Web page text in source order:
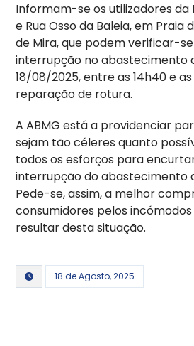
Informam-se os utilizadores da
e Rua Osso da Baleia, em Praia
de Mira, que podem verificar-
interrupção no abastecimento
18/08/2025, entre as 14h40 e as
reparação de rotura.
A ABMG está a providenciar
sejam tão céleres quanto
todos os esforços para
interrupção do abastecimento
Pede-se, assim, a melhor
consumidores pelos
resultar desta situação.
18 de Agosto, 2025